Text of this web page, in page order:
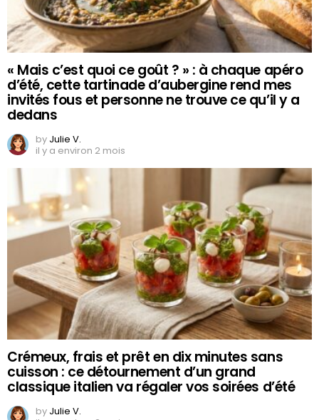
« Mais c’est quoi ce goût ? » : à chaque apéro
d’été, cette tartinade d’aubergine rend mes
invités fous et personne ne trouve ce qu’il y a
dedans
by Julie V.
il y a environ 2 mois
Crémeux, frais et prêt en dix minutes sans
cuisson : ce détournement d’un grand
classique italien va régaler vos soirées d’été
by Julie V.